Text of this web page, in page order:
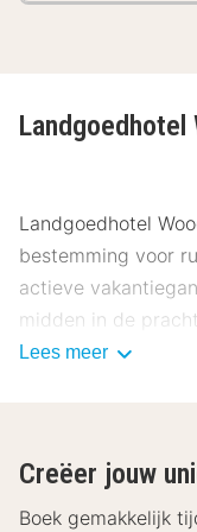
Landgoedhotel
Landgoedhotel
bestemming voor
actieve
midden in de
historie,
Ligging
Landgoedhotel
Lees meer
Creëer jouw
Boek gemakkelijk